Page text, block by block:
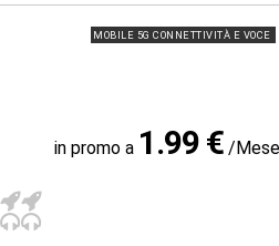
MOBILE 5G CONNETTIVITÀ E VOCE
in promo a 1.99 € /Mese